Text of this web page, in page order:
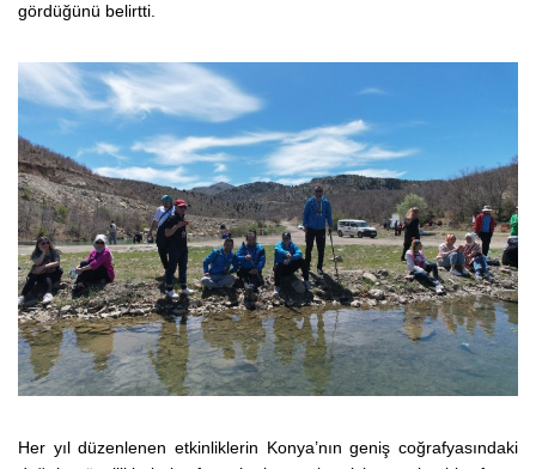
gördüğünü belirtti.
Her yıl düzenlenen etkinliklerin Konya’nın geniş coğrafyasındaki